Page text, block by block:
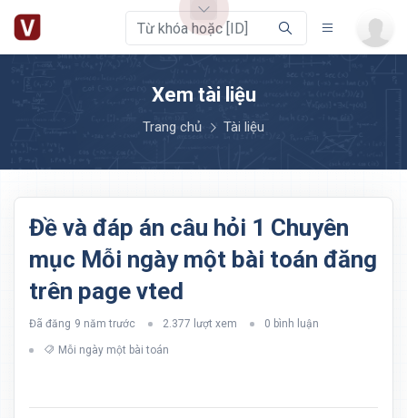
Xem tài liệu
Trang chủ Tài liệu
Đề và đáp án câu hỏi 1 Chuyên
mục Mỗi ngày một bài toán đăng
trên page vted
Đã đăng 9 năm trước 2.377 lượt xem 0 bình luận
Mỗi ngày một bài toán